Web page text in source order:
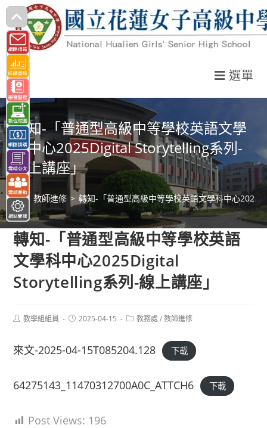
跳
轉
至
主
要
內
容
選單
轉知-「普通型高級中等學校英語文學
科中心2025Digital Storytelling系列-
線上講座」
> 教師進修 > 轉知-「普通型高級中等學校英語文學科中心
轉知-「普通型高級中等學校英語
文學科中心2025Digital
Storytelling系列-線上講座」
Post教學組組員
Post2025-04-15
Post教務處 / 教師進修
來文-2025-04-15T085204.128 下載
64275143_11470312700A0C_ATTCH6 下載
Post Views: 196